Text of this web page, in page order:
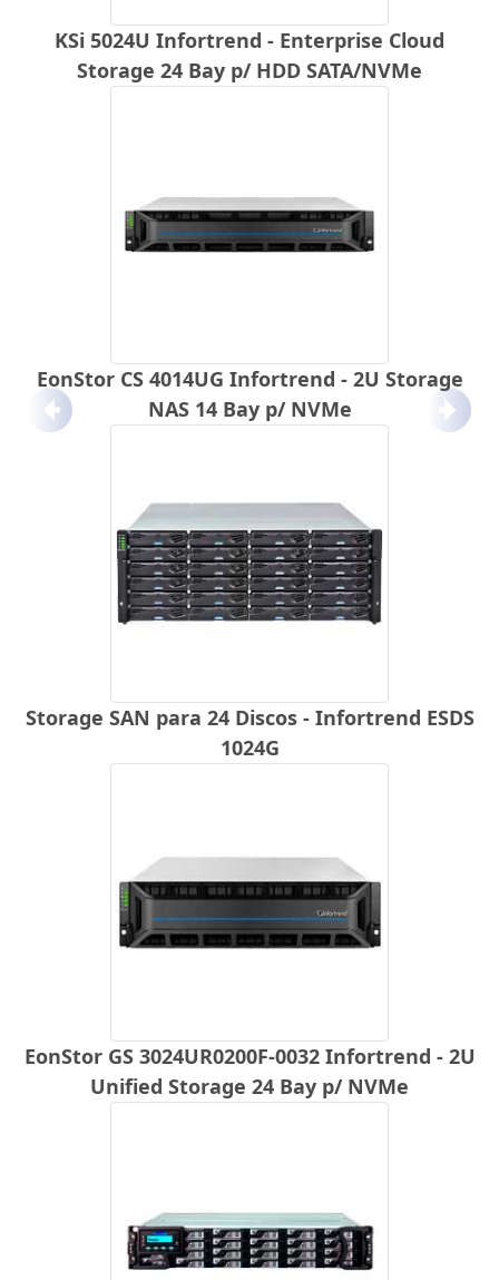
KSi 5024U Infortrend - Enterprise Cloud
Storage 24 Bay p/ HDD SATA/NVMe
EonStor CS 4014UG Infortrend - 2U Storage
NAS 14 Bay p/ NVMe
Storage SAN para 24 Discos - Infortrend ESDS
1024G
EonStor GS 3024UR0200F-0032 Infortrend - 2U
Unified Storage 24 Bay p/ NVMe
Anterior